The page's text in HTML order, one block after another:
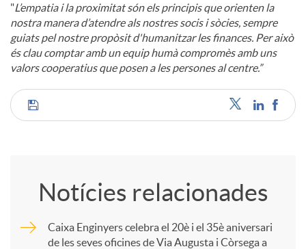
"L’empatia i la proximitat són els principis que orienten la
nostra manera d’atendre als nostres socis i sòcies, sempre
guiats pel nostre propòsit d'humanitzar les finances. Per això
és clau comptar amb un equip humà compromès amb uns
valors cooperatius que posen a les persones al centre.”
C
Notícies relacionades
Caixa Enginyers celebra el 20è i el 35è aniversari
de les seves oficines de Via Augusta i Còrsega a